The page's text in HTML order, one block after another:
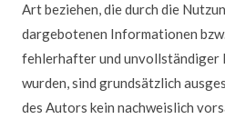
Art beziehen, die durch die
dargebotenen Informationen
fehlerhafter und
wurden, sind grundsätzlich
des Autors kein nachweislich